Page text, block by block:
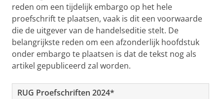
reden om een tijdelijk embargo op het hele
proefschrift te plaatsen, vaak is dit een voorwaarde
die de uitgever van de handelseditie stelt. De
belangrijkste reden om een afzonderlijk hoofdstuk
onder embargo te plaatsen is dat de tekst nog als
artikel gepubliceerd zal worden.
RUG Proefschriften 2024*